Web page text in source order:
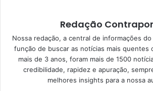
Redação
Nossa redação, a central de informações
função de buscar as notícias mais quentes
mais de 3 anos, foram mais de 1500
credibilidade, rapidez e apuração,
melhores insights para a nossa